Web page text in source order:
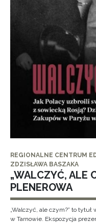
REGIONALNE CENTRUM
ZDZISŁAWA BASZAKA
„WALCZYĆ, ALE
PLENEROWA
„Walczyć, ale czym?” to
w Tarnowie. Ekspozycja